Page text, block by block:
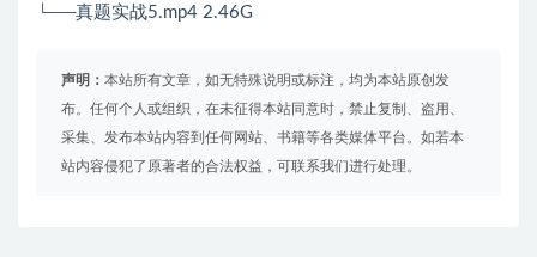
└──真题实战5.mp4 2.46G
声明： 本站所有文章，如无特殊说明或标注，均为本站原创发
布。任何个人或组织，在未征得本站同意时，禁止复制、盗用、
采集、发布本站内容到任何网站、书籍等各类媒体平台。如若本
站内容侵犯了原著者的合法权益，可联系我们进行处理。